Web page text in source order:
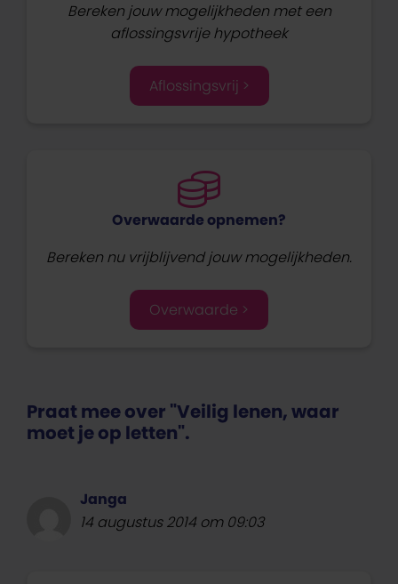
Bereken jouw mogelijkheden met een
aflossingsvrije hypotheek
Aflossingsvrij >
Overwaarde opnemen?
Bereken nu vrijblijvend jouw mogelijkheden.
Overwaarde >
Praat mee over "Veilig lenen, waar
moet je op letten".
Janga
14 augustus 2014 om 09:03